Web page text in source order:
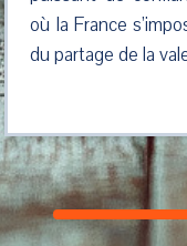
où la France
du partage de la